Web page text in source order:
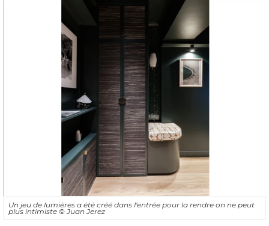
Un jeu de lumières a été créé dans l'entrée pour la rendre on ne peut
plus intimiste © Juan Jerez